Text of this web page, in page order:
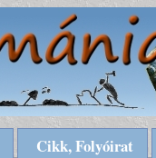
Cikk, Folyóirat